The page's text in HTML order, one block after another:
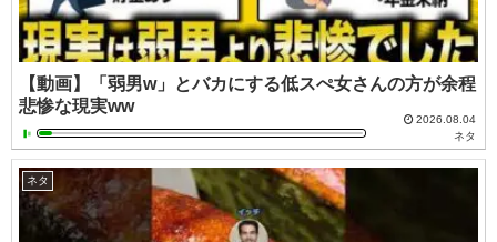
【動画】「弱男w」とバカにする低スぺ女さんの方が余程
悲惨な現実ww
2026.08.04
ネタ
ネタ